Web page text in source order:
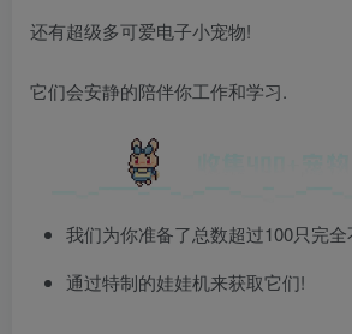
还有超级多可爱电子小宠物!
它们会安静的陪伴你工作和学习.
我们为你准备了总数超过100只完
通过特制的娃娃机来获取它们!